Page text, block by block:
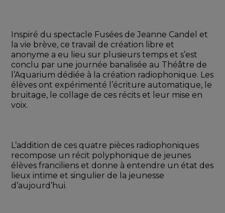
Inspiré du spectacle Fusées de Jeanne Candel et
la vie brève, ce travail de création libre et
anonyme a eu lieu sur plusieurs temps et s’est
conclu par une journée banalisée au Théâtre de
l’Aquarium dédiée à la création radiophonique. Les
élèves ont expérimenté l’écriture automatique, le
bruitage, le collage de ces récits et leur mise en
voix.
L’addition de ces quatre pièces radiophoniques
recompose un récit polyphonique de jeunes
élèves franciliens et donne à entendre un état des
lieux intime et singulier de la jeunesse
d’aujourd’hui.